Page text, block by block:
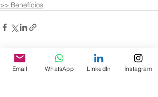
>> Benefícios
Posts recentes Ver tudo
Email WhatsApp LinkedIn Instagram